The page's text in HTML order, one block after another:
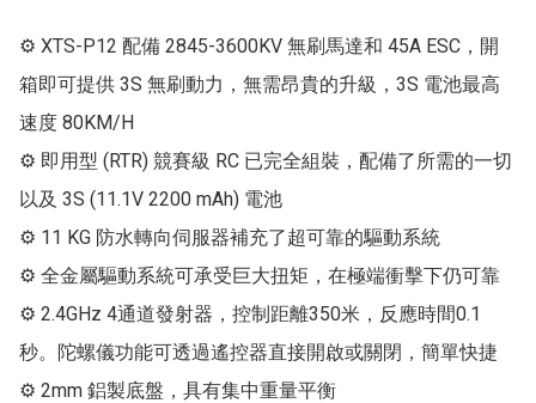
⚙ XTS-P12 配備 2845-3600KV 無刷馬達和 45A ESC，開
箱即可提供 3S 無刷動力，無需昂貴的升級，3S 電池最高
速度 80KM/H
⚙ 即用型 (RTR) 競賽級 RC 已完全組裝，配備了所需的一切
以及 3S (11.1V 2200 mAh) 電池
⚙ 11 KG 防水轉向伺服器補充了超可靠的驅動系統
⚙ 全金屬驅動系統可承受巨大扭矩，在極端衝擊下仍可靠
⚙ 2.4GHz 4通道發射器，控制距離350米，反應時間0.1
秒。陀螺儀功能可透過遙控器直接開啟或關閉，簡單快捷
⚙ 2mm 鋁製底盤，具有集中重量平衡